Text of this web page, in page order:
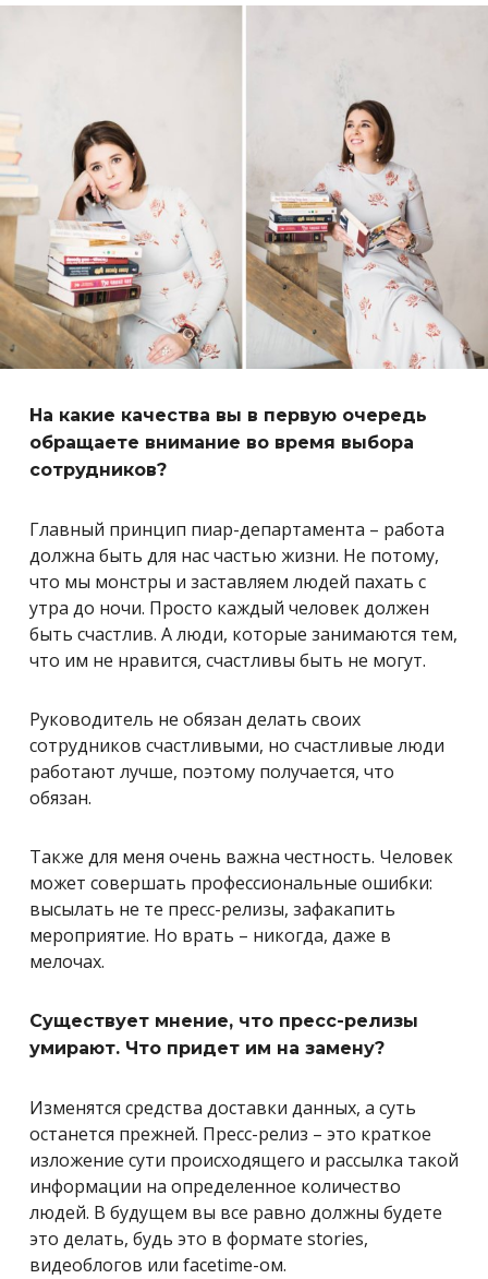
На какие качества вы в первую очередь
обращаете внимание во время выбора
сотрудников?
Главный принцип пиар-департамента – работа
должна быть для нас частью жизни. Не потому,
что мы монстры и заставляем людей пахать с
утра до ночи. Просто каждый человек должен
быть счастлив. А люди, которые занимаются тем,
что им не нравится, счастливы быть не могут.
Руководитель не обязан делать своих
сотрудников счастливыми, но счастливые люди
работают лучше, поэтому получается, что
обязан.
Также для меня очень важна честность. Человек
может совершать профессиональные ошибки:
высылать не те пресс-релизы, зафакапить
мероприятие. Но врать – никогда, даже в
мелочах.
Существует мнение, что пресс-релизы
умирают. Что придет им на замену?
Изменятся средства доставки данных, а суть
останется прежней. Пресс-релиз – это краткое
изложение сути происходящего и рассылка такой
информации на определенное количество
людей. В будущем вы все равно должны будете
это делать, будь это в формате stories,
видеоблогов или facetime-ом.